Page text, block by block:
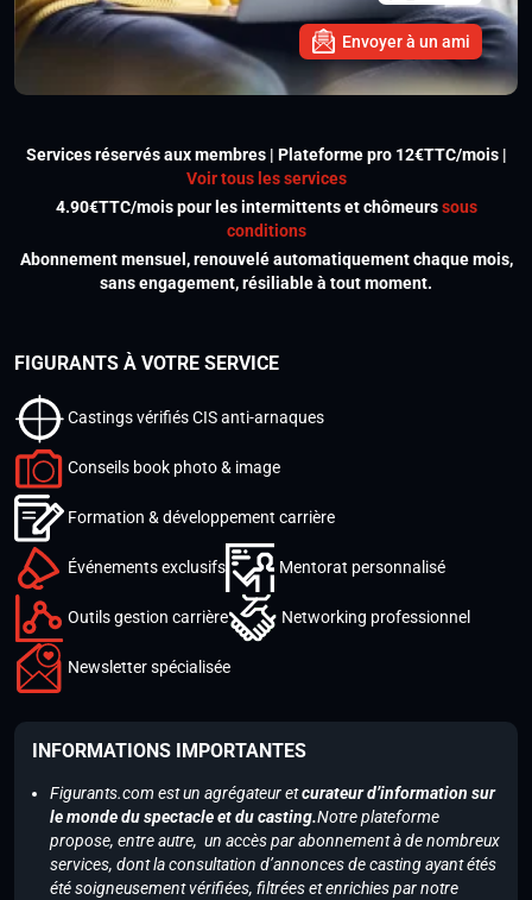
Envoyer à un ami
Services réservés aux membres | Plateforme pro 12€TTC/mois |
Voir tous les services
4.90€TTC/mois pour les intermittents et chômeurssous
conditions
Abonnement mensuel, renouvelé automatiquement chaque mois,
sans engagement, résiliable à tout moment.
FIGURANTS À VOTRE SERVICE
Castings vérifiés CIS anti-arnaques
Conseils book photo & image
Formation & développement carrière
Événements exclusifs Mentorat personnalisé
Outils gestion carrière Networking professionnel
Newsletter spécialisée
INFORMATIONS IMPORTANTES
Figurants.com est un agrégateur etcurateur d’information sur
le monde du spectacle et du casting.Notre plateforme
propose, entre autre, un accès par abonnement à de nombreux
services, dont la consultation d’annonces de casting ayant étés
été soigneusement vérifiées, filtrées et enrichies par notre